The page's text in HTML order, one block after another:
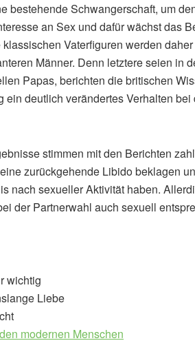
bestehende Schwangerschaft, um
an Sex und dafür wächst das
Vaterfiguren werden
Männer. Denn letztere seien in
Papas, berichten die britischen
ein deutlich verändertes Verhalten
stimmen mit den Berichten
zurückgehende Libido beklagen
nach sexueller Aktivität haben.
der Partnerwahl auch sexuell
wichtig
Liebe
modernen Menschen